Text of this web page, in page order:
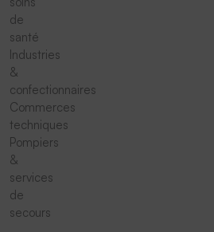
de
santé
Industries
&
confectionnaires
Commerces
techniques
Pompiers
&
services
de
secours